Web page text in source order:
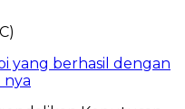
yang berhasil dengan
nya